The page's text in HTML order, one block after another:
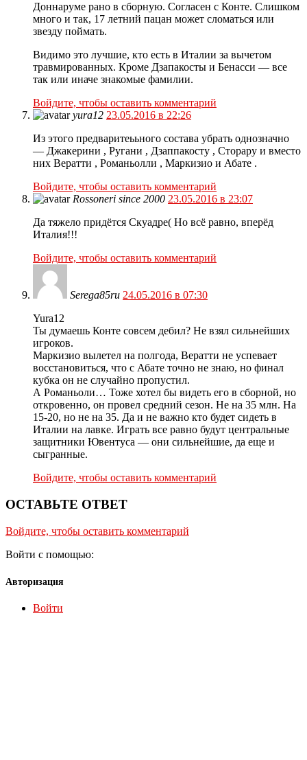
Доннаруме рано в сборную. Согласен с Конте. Слишком
много и так, 17 летний пацан может сломаться или
звезду поймать.
Видимо это лучшие, кто есть в Италии за вычетом
травмированных. Кроме Дзапакосты и Бенасси — все
так или иначе знакомые фамилии.
Войдите, чтобы оставить комментарий
yura12 23.05.2016 в 22:26
Из этого предваритеььного состава убрать однозначно
— Джакерини , Ругани , Дзаппакосту , Сторару и вместо
них Вератти , Романьолли , Маркизио и Абате .
Войдите, чтобы оставить комментарий
Rossoneri since 2000 23.05.2016 в 23:07
Да тяжело придётся Скуадре( Но всё равно, вперёд
Италия!!!
Войдите, чтобы оставить комментарий
Serega85ru 24.05.2016 в 07:30
Yura12
Ты думаешь Конте совсем дебил? Не взял сильнейших
игроков.
Маркизио вылетел на полгода, Вератти не успевает
восстановиться, что с Абате точно не знаю, но финал
кубка он не случайно пропустил.
А Романьоли… Тоже хотел бы видеть его в сборной, но
откровенно, он провел средний сезон. Не на 35 млн. На
15-20, но не на 35. Да и не важно кто будет сидеть в
Италии на лавке. Играть все равно будут центральные
защитники Ювентуса — они сильнейшие, да еще и
сыгранные.
Войдите, чтобы оставить комментарий
ОСТАВЬТЕ ОТВЕТ
Войдите, чтобы оставить комментарий
Войти с помощью:
Авторизация
Войти